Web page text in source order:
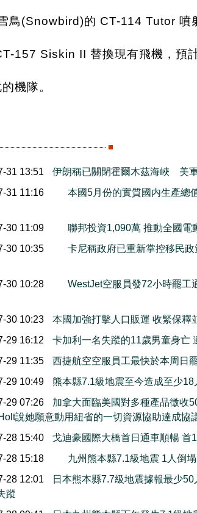
鳥(Snowbird)的 CT-114 Tutor 噴
157 Siskin II 替換現有飛機，預
機隊。
31 13:51
伊朗稱已關閉霍爾木茲海峽 美
31 11:16
本國5月份的實質國内生產總
30 11:09
聯邦投資1,090萬 推動全國電
30 10:35
卡尼稱政府已重新掌控移民
30 10:28
WestJet空服員發72小時罷工
30 10:23
本國加強打擊人口販運 收緊保釋
29 16:12
卡加利一名失蹤的11歲男童身亡
29 11:35
西捷航空空服員工最快於本周日
29 10:49
熊本縣7.1級地震至今造成至少18
29 07:26
加拿大面臨美國對多種產品徵收
說她願意動用紐省的一切資源協助達成協
28 15:40
戈迪豪國際大橋首日通車順暢 首
28 15:18
九州熊本縣7.1級地震 1人倒
28 12:01
日本熊本縣7.7級地震據報最少
蹤